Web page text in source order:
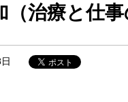
（治療と仕事